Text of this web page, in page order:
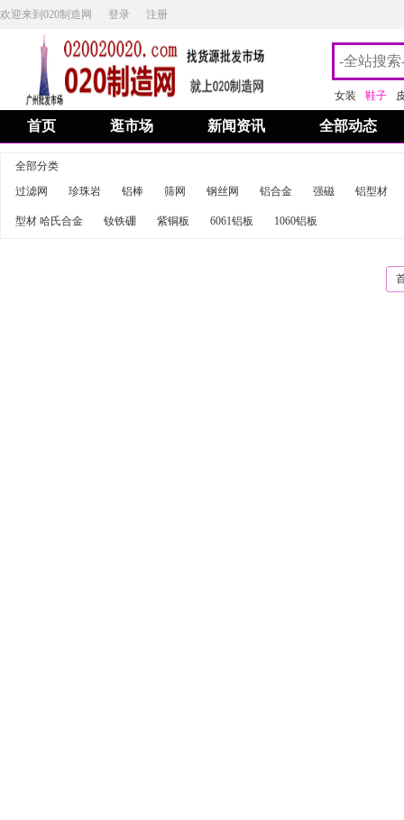
欢迎来到020制造网 登录 注册
女装 鞋子
首页 逛市场 新闻资讯 全部动态
全部分类
过滤网
珍珠岩 铝棒 筛网 钢丝网 铝合金 强磁 铝型材
型材 哈氏合金 钕铁硼 紫铜板 6061铝板 1060铝板